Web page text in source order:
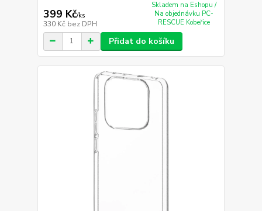
399 Kč/ks
330 Kč bez DPH
Skladem na Eshopu /
Na objednávku PC-
RESCUE Kobeřice
Přidat do košíku